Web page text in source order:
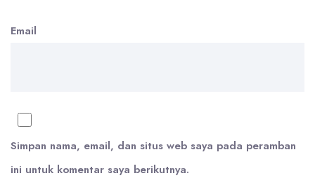
Email
Simpan nama, email, dan situs web saya pada peramban
ini untuk komentar saya berikutnya.